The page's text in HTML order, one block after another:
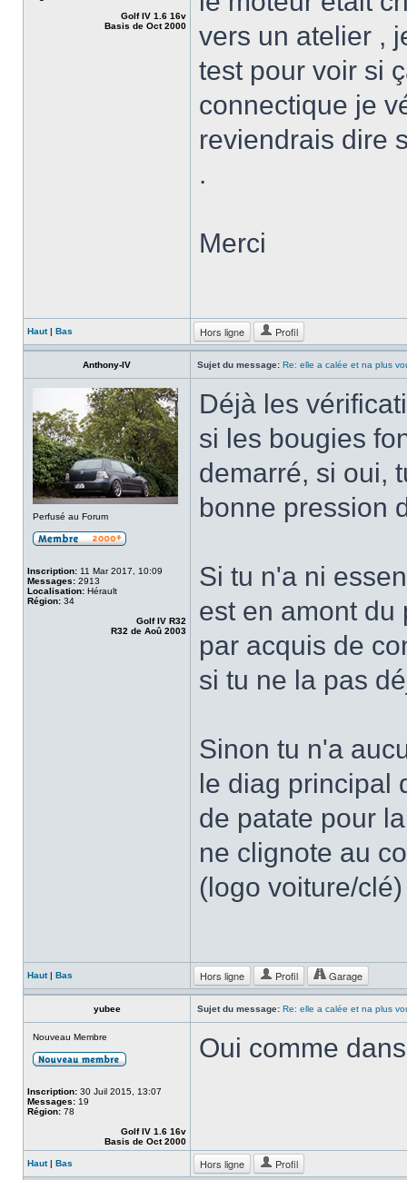
Golf IV 1.6 16v
Basis de Oct 2000
vers un atelier ,
test pour voir si
connectique je
reviendrais dire
.
Merci
Haut| Bas Hors ligne Profil
Anthony-IV Sujet du message: Re: elle a calée et na plus
Perfusé au Forum
Inscription: 11 Mar 2017, 10:09
Messages: 2913
Localisation: Hérault
Région: 34
Golf IV R32
R32 de Aoû 2003
Déjà les
si les bougies
demarré, si oui,
bonne pression
Si tu n'a ni
est en amont du
par acquis de
si tu ne la pas
Sinon tu n'a
le diag principal
de patate pour
ne clignote au
(logo voiture/
Haut| Bas Hors ligne Profil Garage
yubee Sujet du message: Re: elle a calée et na plus
Nouveau Membre
Inscription: 30 Juil 2015, 13:07
Messages: 19
Région: 78
Golf IV 1.6 16v
Basis de Oct 2000
Oui comme
Haut| Bas Hors ligne Profil